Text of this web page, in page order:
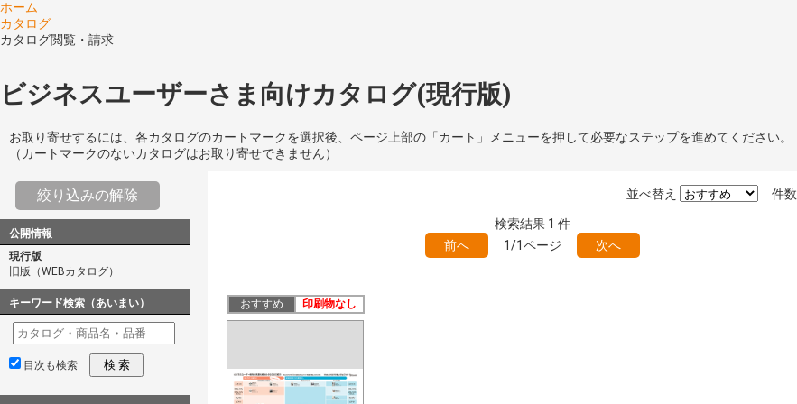
ホーム
カタログ
カタログ閲覧・請求
ビジネスユーザーさま向けカタログ(現行版)
お取り寄せするには、各カタログのカートマークを選択後、ページ上部の「カート」メニューを押して必要なステップを進めてください。
（カートマークのないカタログはお取り寄せできません）
絞り込みの解除
公開情報
現行版
旧版（WEBカタログ）
キーワード検索（あいまい）
目次も検索 検 索
件数
並べ替え
検索結果 1 件
前へ
1/1ページ 次へ
おすすめ 印刷物なし